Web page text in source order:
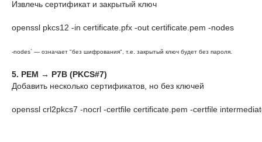
Извлечь сертификат и закрытый ключ
openssl pkcs12 -in certificate.pfx -out certificate.pem -nodes
-nodes` — означает "без шифрования", т.е. закрытый ключ будет без пароля.
5. PEM → P7B (PKCS#7)
Добавить несколько сертификатов, но без ключей
openssl crl2pkcs7 -nocrl -certfile certificate.pem -certfile